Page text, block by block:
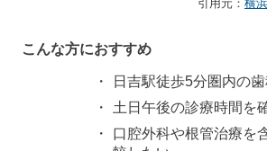
引用元： 横
こんな方におすすめ
日吉駅徒歩5分圏内の
土日午後の診療時間を
口腔外科や根管治療を